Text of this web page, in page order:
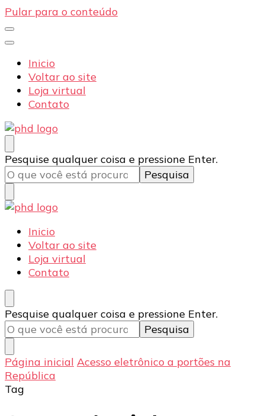
Pular para o conteúdo
Inicio
Voltar ao site
Loja virtual
Contato
PHD Seg
Blog
Procurando
algo?
Pesquise qualquer coisa e pressione Enter.
PHD Seg
Blog
Inicio
Voltar ao site
Loja virtual
Contato
Procurando
algo?
Pesquise qualquer coisa e pressione Enter.
Página inicial Acesso eletrônico a portões na
República
Tag